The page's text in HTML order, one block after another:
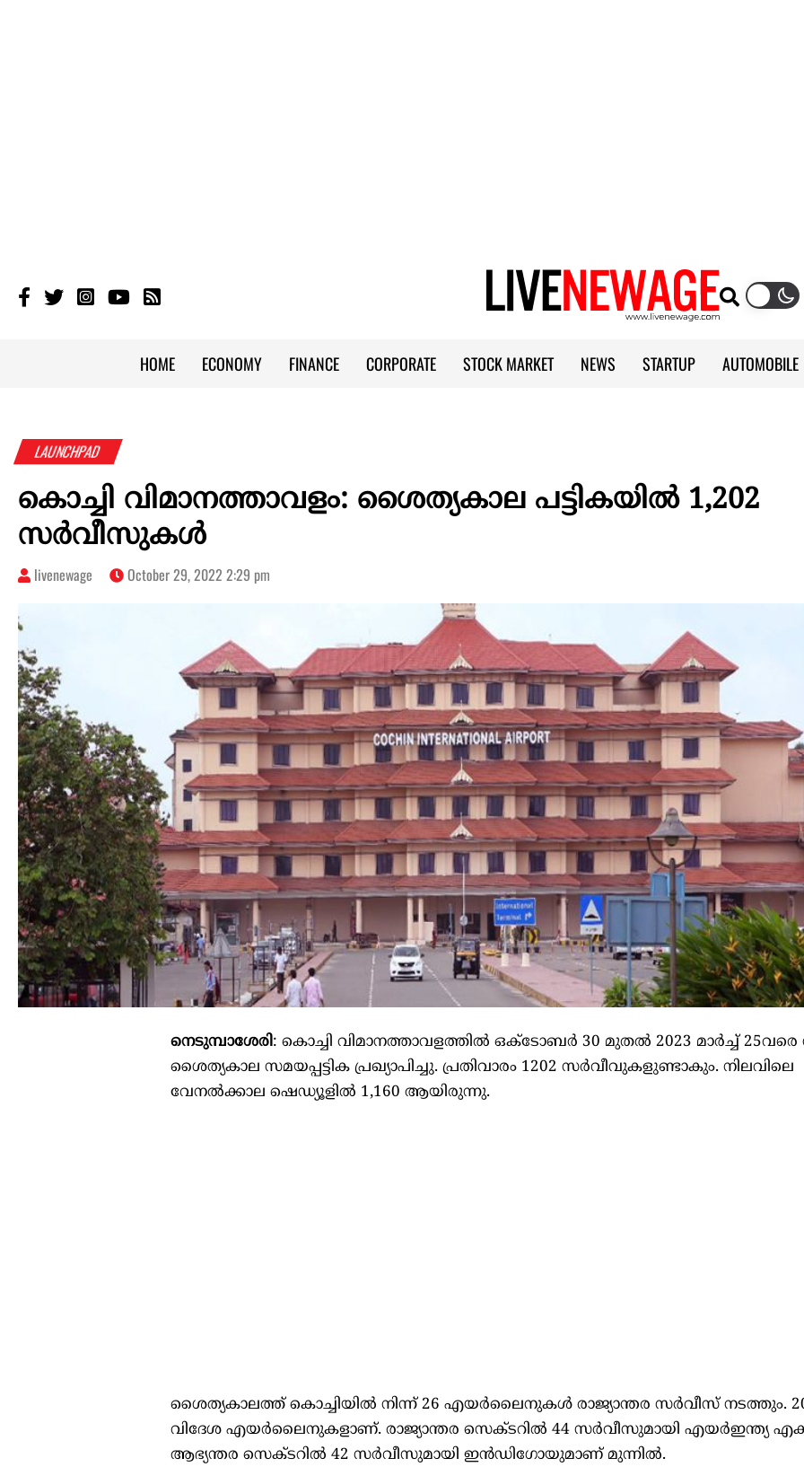
HOME ECONOMY FINANCE CORPORATE STOCK MARKET NEWS STARTUP AUTOMOBILE
LAUNCHPAD
കൊച്ചി വിമാനത്താവളം: ശൈത്യകാല പട്ടികയിൽ 1,202
സർവീസുകൾ
livenewage October 29, 2022 2:29 pm
നെടുമ്പാശേരി: കൊച്ചി വിമാനത്താവളത്തിൽ ഒക്‌ടോബർ 30 മുതൽ 2023 മാർച്ച് 25വരെ
ശൈത്യകാല സമയപ്പട്ടിക പ്രഖ്യാപിച്ചു. പ്രതിവാരം 1202 സർവീവുകളുണ്ടാകും. നിലവിലെ
വേനൽക്കാല ഷെഡ്യൂളിൽ 1,160 ആയിരുന്നു.
ശൈത്യകാലത്ത് കൊച്ചിയിൽ നിന്ന് 26 എയർലൈനുകൾ രാജ്യാന്തര സർവീസ് നടത്തും.
വിദേശ എയർലൈനുകളാണ്. രാജ്യാന്തര സെക്ടറിൽ 44 സർവീസുമായി എയർഇന്ത്യ
ആഭ്യന്തര സെക്ടറിൽ 42 സർവീസുമായി ഇൻഡിഗോയുമാണ് മുന്നിൽ.